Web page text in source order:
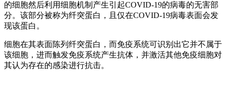
的细胞然后利用细胞机制产生引起COVID-19的病毒的无害部
分。该部分被称为纤突蛋白，且仅在COVID-19病毒表面会发
现该蛋白。
细胞在其表面陈列纤突蛋白，而免疫系统可识别出它并不属于
该细胞，进而触发免疫系统产生抗体，并激活其他免疫细胞对
其认为存在的感染进行抗击。